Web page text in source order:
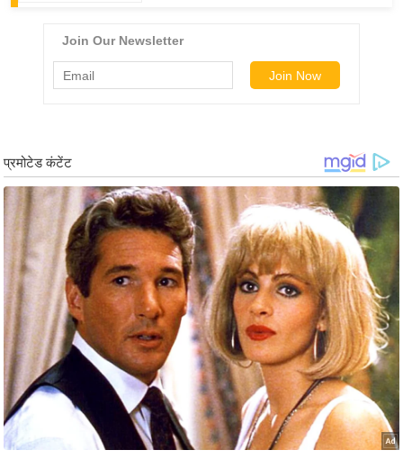
हॉ
ली
वु
ड
फि
ल्म
स
मी
क्षा
B
r
a